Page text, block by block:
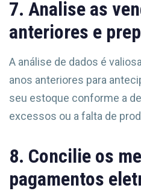
7. Analise as
anteriores e
A análise de dados é
anos anteriores para
seu estoque conforme a
excessos ou a falta de
8. Concilie os
pagamentos